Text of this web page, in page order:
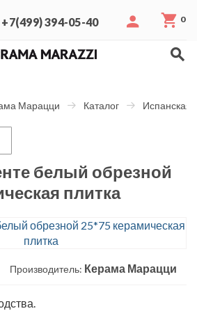
+7(499) 394-05-40 0
Марацци Каталог Испанская
белый обрезной
плитка
Производитель: Керама Марацци